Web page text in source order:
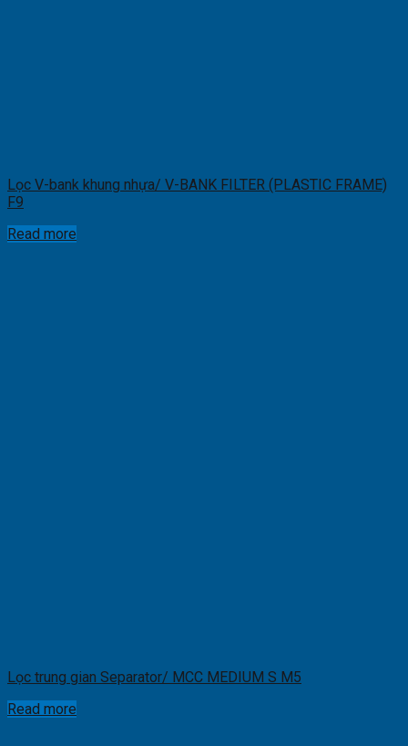
Lọc V-bank khung nhựa/ V-BANK FILTER (PLASTIC FRAME)
F9
Read more
Lọc trung gian Separator/ MCC MEDIUM S M5
Read more